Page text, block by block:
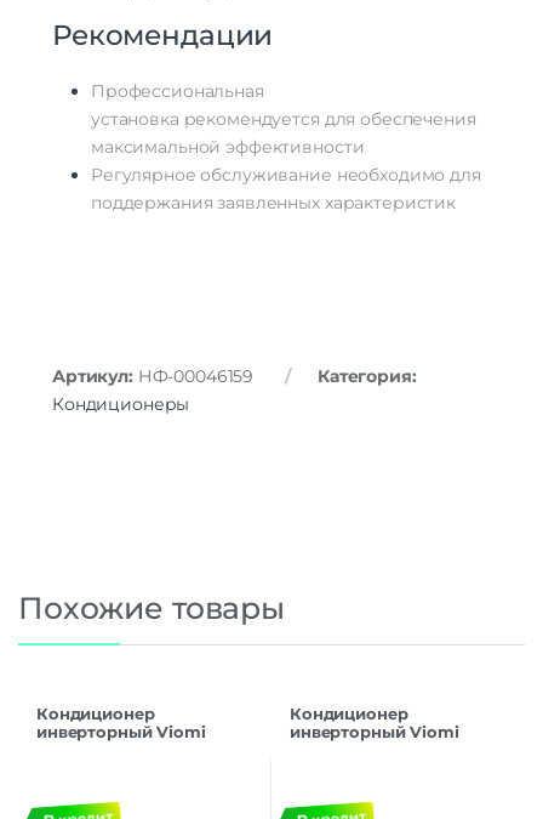
Рекомендации
Профессиональная
установка рекомендуется для обеспечения
максимальной эффективности
Регулярное обслуживание необходимо для
поддержания заявленных характеристик
Артикул: НФ-00046159
Категория:
Кондиционеры
Похожие товары
Кондиционер
инверторный Viomi
Кондиционер
инверторный Viomi